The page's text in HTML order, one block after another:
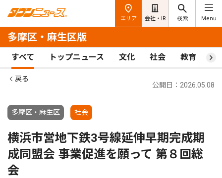
エリア 会社・IR 検索 Menu
多摩区・麻生区版
すべて トップニュース 文化 社会 教育 ス
戻る
多摩区・麻生区 社会
公開日：2026.05.08
横浜市営地下鉄3号線延伸早期完成期
成同盟会 事業促進を願って 第８回総
会